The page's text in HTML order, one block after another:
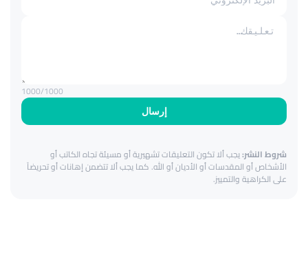
إرسال
1000/1000
شروط النشر:يجب ألا تكون التعليقات تشهيرية أو مسيئة تجاه الكاتب أو
الأشخاص أو المقدسات أو الأديان أو الله. كما يجب ألا تتضمن إهانات أو تحريضاً
على الكراهية والتمييز.